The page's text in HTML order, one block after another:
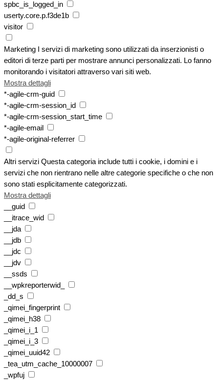
spbc_is_logged_in
userty.core.p.f3de1b
visitor
Marketing
I servizi di marketing sono utilizzati da inserzionisti o
editori di terze parti per mostrare annunci personalizzati. Lo fanno
monitorando i visitatori attraverso vari siti web.
Mostra dettagli
*-agile-crm-guid
*-agile-crm-session_id
*-agile-crm-session_start_time
*-agile-email
*-agile-original-referrer
Altri servizi Questa categoria include tutti i cookie, i domini e i
servizi che non rientrano nelle altre categorie specifiche o che non
sono stati esplicitamente categorizzati.
Mostra dettagli
__guid
__itrace_wid
__jda
__jdb
__jdc
__jdv
__ssds
__wpkreporterwid_
_dd_s
_qimei_fingerprint
_qimei_h38
_qimei_i_1
_qimei_i_3
_qimei_uuid42
_tea_utm_cache_10000007
_wpfuj